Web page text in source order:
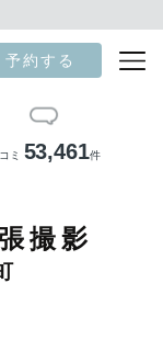
予約する
ミ 53,461件
撮影